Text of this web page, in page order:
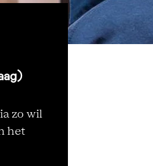
zo wil
het